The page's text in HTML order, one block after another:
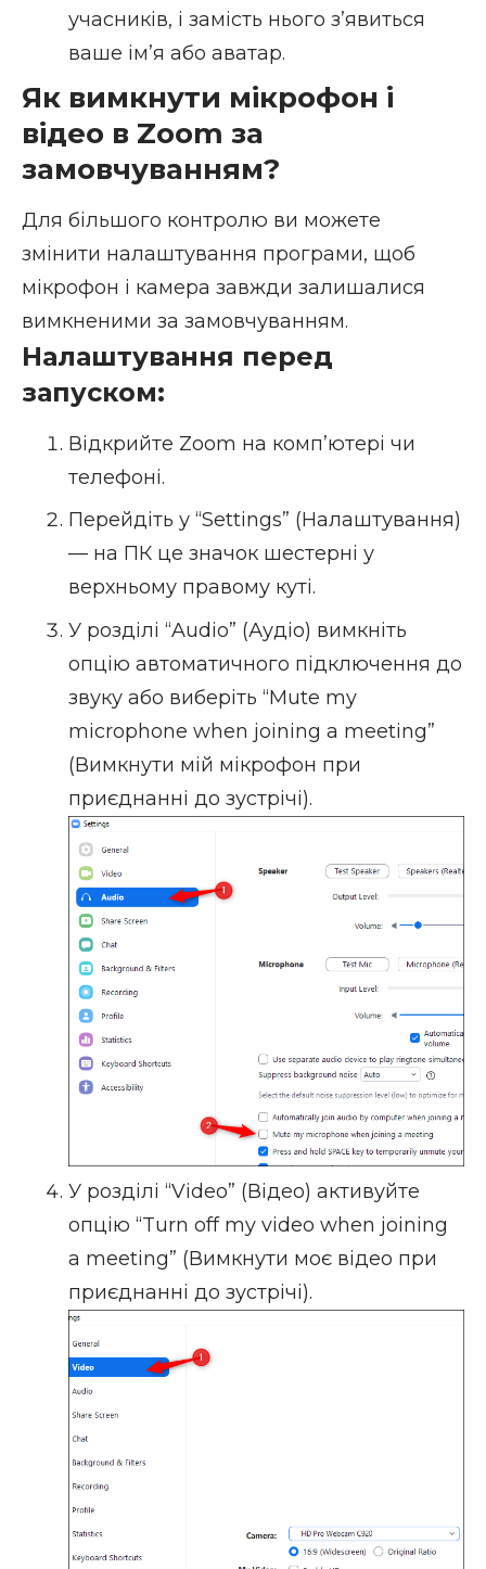
учасників, і замість нього з’явиться
ваше ім’я або аватар.
Як вимкнути мікрофон і
відео в Zoom за
замовчуванням?
Для більшого контролю ви можете
змінити налаштування програми, щоб
мікрофон і камера завжди залишалися
вимкненими за замовчуванням.
Налаштування перед
запуском:
Відкрийте Zoom на комп’ютері чи
телефоні.
Перейдіть у “Settings” (Налаштування)
— на ПК це значок шестерні у
верхньому правому куті.
У розділі “Audio” (Аудіо) вимкніть
опцію автоматичного підключення до
звуку або виберіть “Mute my
microphone when joining a meeting”
(Вимкнути мій мікрофон при
приєднанні до зустрічі).
У розділі “Video” (Відео) активуйте
опцію “Turn off my video when joining
a meeting” (Вимкнути моє відео при
приєднанні до зустрічі).